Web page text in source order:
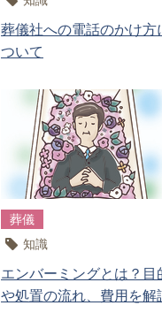
葬儀社への電話のかけ方
ついて
葬儀
知識
エンバーミングとは？目
や処置の流れ、費用を解